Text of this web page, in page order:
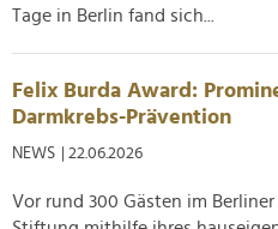
Tage in Berlin fand sich...
Felix Burda Award:
Darmkrebs-Prävention
NEWS | 22.06.2026
Vor rund 300 Gästen im